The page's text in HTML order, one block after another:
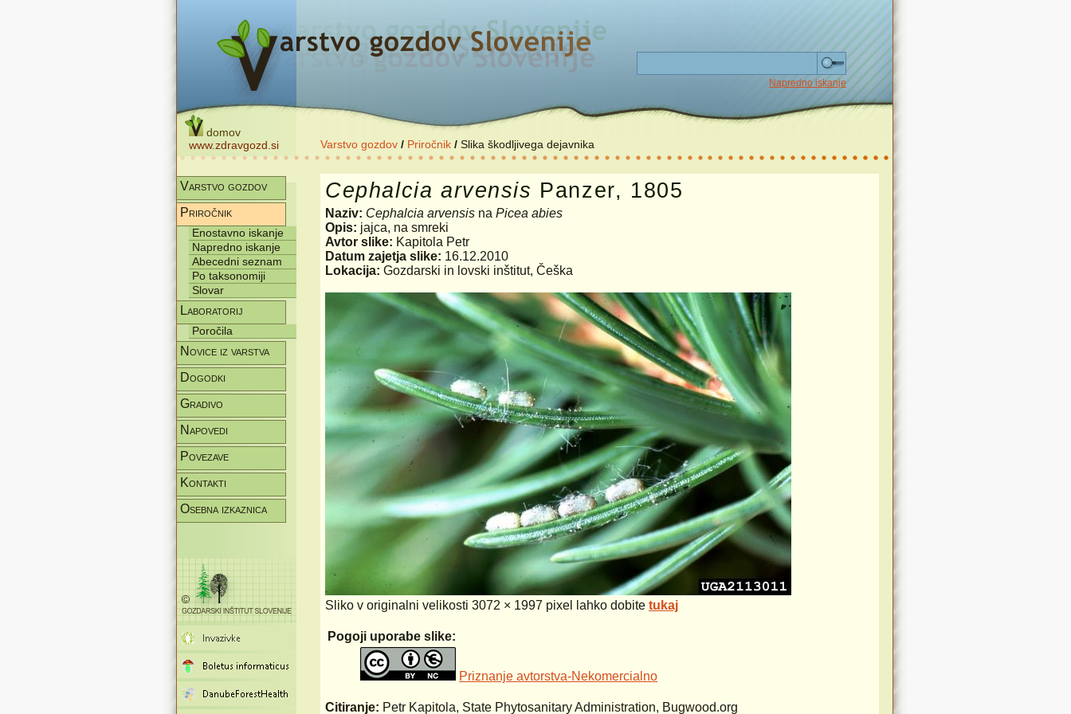
Napredno iskanje
domov
www.zdravgozd.si
Varstvo gozdov / Priročnik / Slika škodljivega dejavnika
Varstvo gozdov
Priročnik
Enostavno iskanje
Napredno iskanje
Abecedni seznam
Po taksonomiji
Slovar
Laboratorij
Poročila
Novice iz varstva
Dogodki
Gradivo
Napovedi
Povezave
Kontakti
Osebna izkaznica
Cephalcia arvensis Panzer, 1805
Naziv: Cephalcia arvensis na Picea abies
Opis: jajca, na smreki
Avtor slike: Kapitola Petr
Datum zajetja slike: 16.12.2010
Lokacija: Gozdarski in lovski inštitut, Češka
Sliko v originalni velikosti 3072 × 1997 pixel lahko dobite tukaj
Pogoji uporabe slike:
Priznanje avtorstva-Nekomercialno
Citiranje: Petr Kapitola, State Phytosanitary Administration, Bugwood.org